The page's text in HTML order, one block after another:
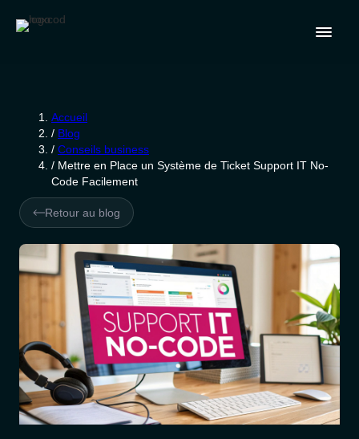
Accueil
/ Blog
/ Conseils business
/ Mettre en Place un Système de Ticket Support IT No-
Code Facilement
Retour au blog